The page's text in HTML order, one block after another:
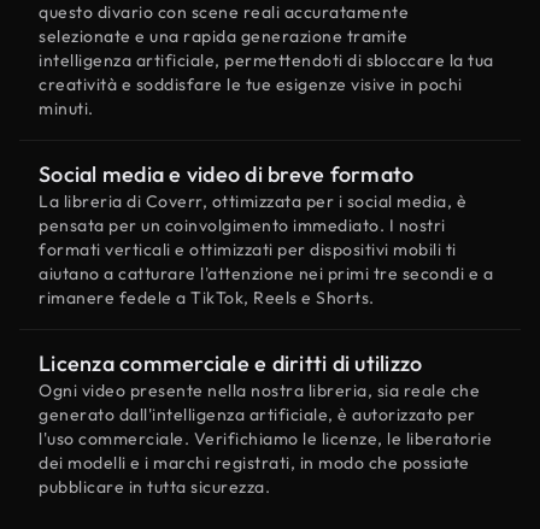
questo divario con scene reali accuratamente
selezionate e una rapida generazione tramite
intelligenza artificiale, permettendoti di sbloccare la tua
creatività e soddisfare le tue esigenze visive in pochi
minuti.
Social media e video di breve formato
La libreria di Coverr, ottimizzata per i social media, è
pensata per un coinvolgimento immediato. I nostri
formati verticali e ottimizzati per dispositivi mobili ti
aiutano a catturare l'attenzione nei primi tre secondi e a
rimanere fedele a TikTok, Reels e Shorts.
Licenza commerciale e diritti di utilizzo
Ogni video presente nella nostra libreria, sia reale che
generato dall'intelligenza artificiale, è autorizzato per
l'uso commerciale. Verifichiamo le licenze, le liberatorie
dei modelli e i marchi registrati, in modo che possiate
pubblicare in tutta sicurezza.